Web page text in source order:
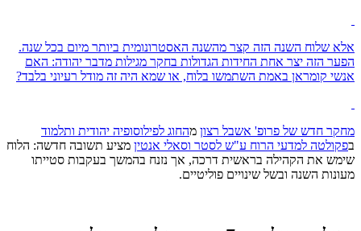
אלא שלוח השנה הזה קצר מהשנה האסטרונומית ביותר מיום בכל שנה.
הפער הזה יצר אחת החידות הגדולות בחקר מגילות מדבר יהודה: האם
אנשי קומראן באמת השתמשו בלוח, או שמא היה זה מודל רעיוני בלבד?
מחקר חדש של פרופ' אשבל רצון מהחוג לפילוסופיה יהודית ותלמוד
בפקולטה למדעי הרוח ע"ש לסטר וסאלי אנטין מציע תשובה חדשה: הלוח
שימש את הקהילה בראשית דרכה, אך נזנח בהמשך בעקבות סטייתו
מעונות השנה ובשל שינויים פוליטיים.